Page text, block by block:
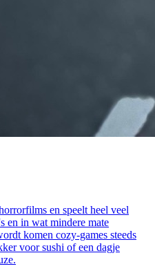
en speelt heel veel
en in wat mindere mate
komen cozy-games steeds
voor sushi of een dagje